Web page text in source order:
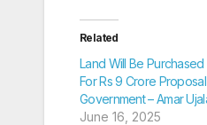
Related
Land Will Be
For Rs 9 Crore
Government – Amar
June 16, 2025